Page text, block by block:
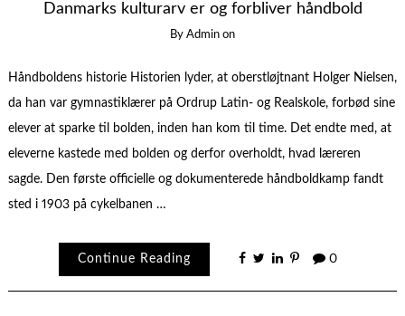
Danmarks kulturarv er og forbliver håndbold
By Admin on
Håndboldens historie Historien lyder, at oberstløjtnant Holger Nielsen,
da han var gymnastiklærer på Ordrup Latin- og Realskole, forbød sine
elever at sparke til bolden, inden han kom til time. Det endte med, at
eleverne kastede med bolden og derfor overholdt, hvad læreren
sagde. Den første officielle og dokumenterede håndboldkamp fandt
sted i 1903 på cykelbanen …
Continue Reading 0